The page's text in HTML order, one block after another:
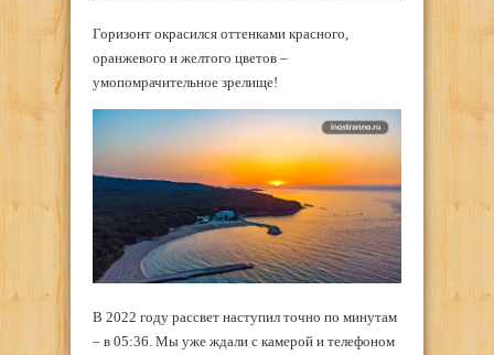
Горизонт окрасился оттенками красного,
оранжевого и желтого цветов –
умопомрачительное зрелище!
В 2022 году рассвет наступил точно по минутам
– в 05:36. Мы уже ждали с камерой и телефоном